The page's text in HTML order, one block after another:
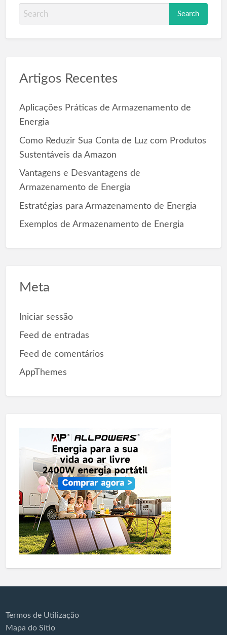
a
h
o
r
Artigos Recentes
Aplicações Práticas de Armazenamento de
Energia
Como Reduzir Sua Conta de Luz com Produtos
Sustentáveis da Amazon
Vantagens e Desvantagens de
Armazenamento de Energia
Estratégias para Armazenamento de Energia
Exemplos de Armazenamento de Energia
Meta
Iniciar sessão
Feed de entradas
Feed de comentários
AppThemes
Termos de Utilização
Mapa do Sítio